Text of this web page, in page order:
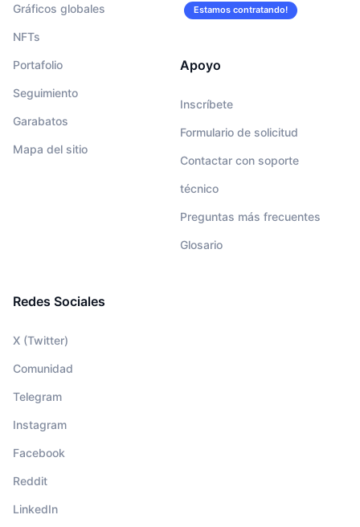
Gráficos globales
NFTs
Portafolio
Seguimiento
Garabatos
Mapa del sitio
Estamos contratando!
Apoyo
Inscríbete
Formulario de solicitud
Contactar con soporte
técnico
Preguntas más frecuentes
Glosario
Redes Sociales
X (Twitter)
Comunidad
Telegram
Instagram
Facebook
Reddit
LinkedIn